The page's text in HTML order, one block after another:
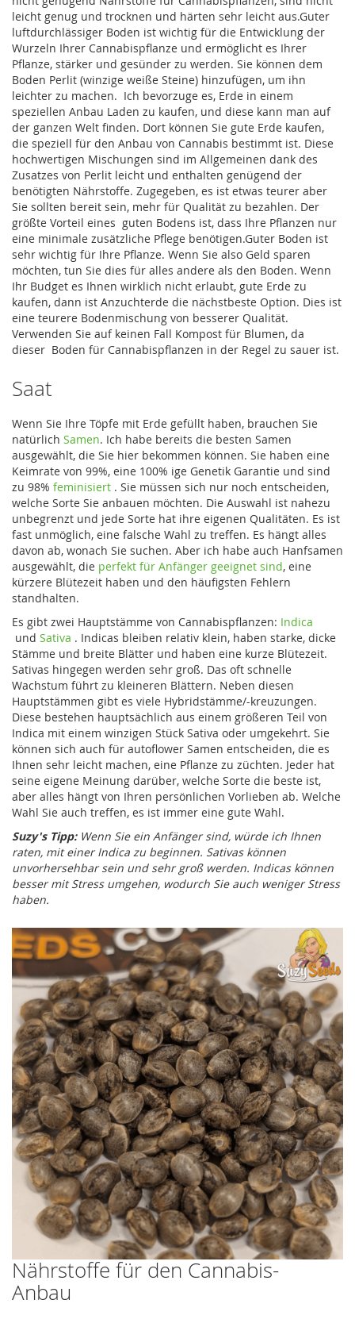
leicht genug und trocknen und härten sehr leicht aus.Guter
luftdurchlässiger Boden ist wichtig für die Entwicklung der
Wurzeln Ihrer Cannabispflanze und ermöglicht es Ihrer
Pflanze, stärker und gesünder zu werden. Sie können dem
Boden Perlit (winzige weiße Steine) hinzufügen, um ihn
leichter zu machen. Ich bevorzuge es, Erde in einem
speziellen Anbau Laden zu kaufen, und diese kann man auf
der ganzen Welt finden. Dort können Sie gute Erde kaufen,
die speziell für den Anbau von Cannabis bestimmt ist. Diese
hochwertigen Mischungen sind im Allgemeinen dank des
Zusatzes von Perlit leicht und enthalten genügend der
benötigten Nährstoffe. Zugegeben, es ist etwas teurer aber
Sie sollten bereit sein, mehr für Qualität zu bezahlen. Der
größte Vorteil eines guten Bodens ist, dass Ihre Pflanzen nur
eine minimale zusätzliche Pflege benötigen.Guter Boden ist
sehr wichtig für Ihre Pflanze. Wenn Sie also Geld sparen
möchten, tun Sie dies für alles andere als den Boden. Wenn
Ihr Budget es Ihnen wirklich nicht erlaubt, gute Erde zu
kaufen, dann ist Anzuchterde die nächstbeste Option. Dies ist
eine teurere Bodenmischung von besserer Qualität.
Verwenden Sie auf keinen Fall Kompost für Blumen, da
dieser Boden für Cannabispflanzen in der Regel zu sauer ist.
Saat
Wenn Sie Ihre Töpfe mit Erde gefüllt haben, brauchen Sie
natürlich Samen. Ich habe bereits die besten Samen
ausgewählt, die Sie hier bekommen können. Sie haben eine
Keimrate von 99%, eine 100% ige Genetik Garantie und sind
zu 98% feminisiert . Sie müssen sich nur noch entscheiden,
welche Sorte Sie anbauen möchten. Die Auswahl ist nahezu
unbegrenzt und jede Sorte hat ihre eigenen Qualitäten. Es ist
fast unmöglich, eine falsche Wahl zu treffen. Es hängt alles
davon ab, wonach Sie suchen. Aber ich habe auch Hanfsamen
ausgewählt, die perfekt für Anfänger geeignet sind, eine
kürzere Blütezeit haben und den häufigsten Fehlern
standhalten.
Es gibt zwei Hauptstämme von Cannabispflanzen: Indica
und Sativa . Indicas bleiben relativ klein, haben starke, dicke
Stämme und breite Blätter und haben eine kurze Blütezeit.
Sativas hingegen werden sehr groß. Das oft schnelle
Wachstum führt zu kleineren Blättern. Neben diesen
Hauptstämmen gibt es viele Hybridstämme/-kreuzungen.
Diese bestehen hauptsächlich aus einem größeren Teil von
Indica mit einem winzigen Stück Sativa oder umgekehrt. Sie
können sich auch für autoflower Samen entscheiden, die es
Ihnen sehr leicht machen, eine Pflanze zu züchten. Jeder hat
seine eigene Meinung darüber, welche Sorte die beste ist,
aber alles hängt von Ihren persönlichen Vorlieben ab. Welche
Wahl Sie auch treffen, es ist immer eine gute Wahl.
Suzy's Tipp: Wenn Sie ein Anfänger sind, würde ich Ihnen
raten, mit einer Indica zu beginnen. Sativas können
unvorhersehbar sein und sehr groß werden. Indicas können
besser mit Stress umgehen, wodurch Sie auch weniger Stress
haben.
Nährstoffe für den Cannabis-
Anbau